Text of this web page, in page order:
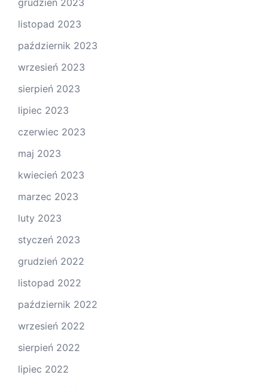
listopad 2023
październik 2023
wrzesień 2023
sierpień 2023
lipiec 2023
czerwiec 2023
maj 2023
kwiecień 2023
marzec 2023
luty 2023
styczeń 2023
grudzień 2022
listopad 2022
październik 2022
wrzesień 2022
sierpień 2022
lipiec 2022